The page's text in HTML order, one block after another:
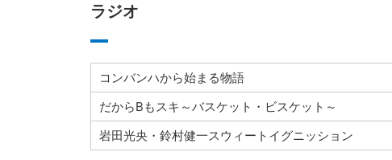
ラジオ
コンバンハから始まる物語
だからBもスキ～バスケット・ビスケット～
岩田光央・鈴村健一スウィートイグニッション